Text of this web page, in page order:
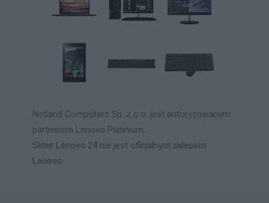
Netland Computers Sp. z o.o. jest autoryzowanym
partnerem Lenovo Platinium.
Sklep Lenovo 24 nie jest oficjalnym sklepem
Lenovo.